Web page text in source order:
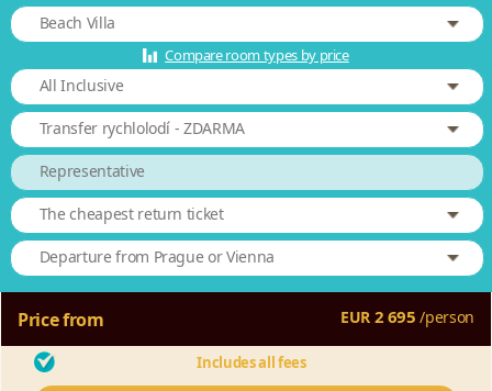
Beach Villa
Compare room types by price
All Inclusive
Transfer rychlolodí - ZDARMA
Representative
The cheapest return ticket
Departure from Prague or Vienna
Price from EUR 2 695 /person
Includes all fees